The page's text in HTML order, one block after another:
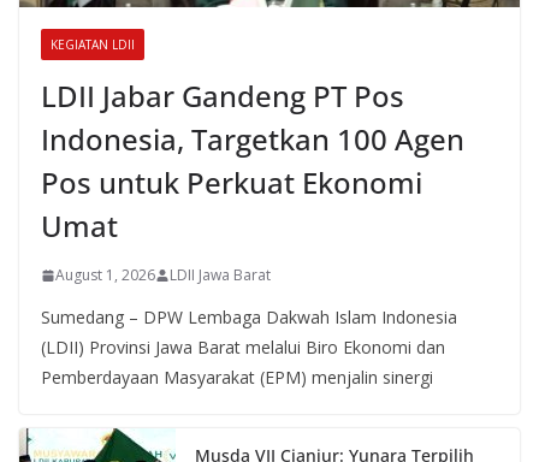
KEGIATAN LDII
LDII Jabar Gandeng PT Pos
Indonesia, Targetkan 100 Agen
Pos untuk Perkuat Ekonomi
Umat
August 1, 2026 LDII Jawa Barat
Sumedang – DPW Lembaga Dakwah Islam Indonesia
(LDII) Provinsi Jawa Barat melalui Biro Ekonomi dan
Pemberdayaan Masyarakat (EPM) menjalin sinergi
Musda VII Cianjur: Yunara Terpilih